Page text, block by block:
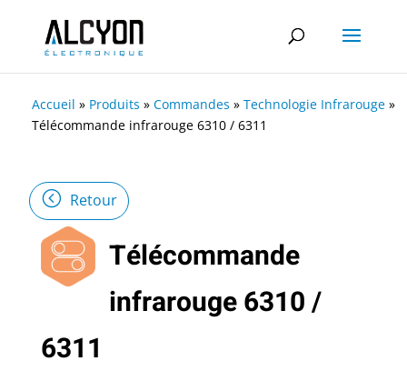
Accueil » Produits » Commandes » Technologie Infrarouge »
Télécommande infrarouge 6310 / 6311
Retour
Télécommande
infrarouge 6310 /
6311